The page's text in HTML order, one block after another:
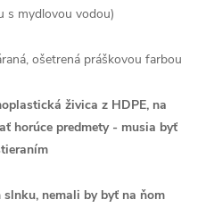
s mydlovou vodou)
ošetrená práškovou farbou
živica z HDPE, na
horúce predmety - musia byť
nemali by byť na ňom